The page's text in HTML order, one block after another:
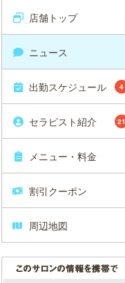
店舗トップ
ニュース
出勤スケジュール 4
セラピスト紹介 21
メニュー・料金
割引クーポン
周辺地図